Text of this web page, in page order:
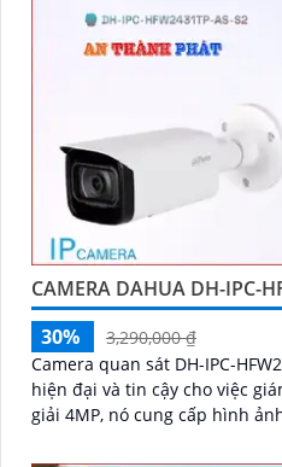
CAMERA DAHUA DH-IPC-
30%
3,290,000 ₫
Camera quan sát DH-IPC-
hiện đại và tin cậy cho việc giám sát
giải 4MP, nó cung cấp hình